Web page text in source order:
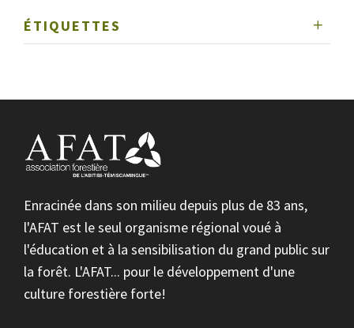
ÉTIQUETTES
Enracinée dans son milieu depuis plus de 83 ans,
l'AFAT est le seul organisme régional voué à
l'éducation et à la sensibilisation du grand public sur
la forêt. L'AFAT... pour le développement d'une
culture forestière forte!